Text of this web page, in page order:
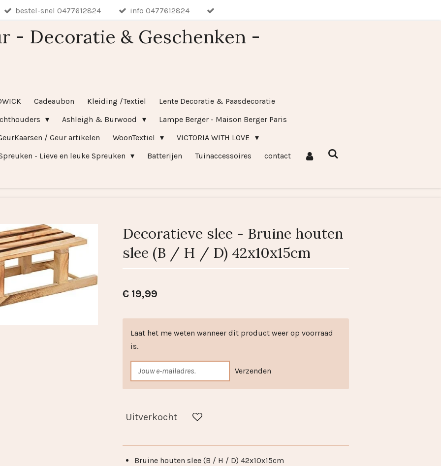
bestel-snel 0477612824 info 0477612824
- Decoratie & Geschenken -
Cadeaubon Kleiding /Textiel
Lente Decoratie & Paasdecoratie
Ashleigh & Burwood
Lampe Berger - Maison Berger Paris
/ Geur artikelen WoonTextiel
VICTORIA WITH LOVE
- Lieve en leuke Spreuken Batterijen Tuinaccessoires contact
Decoratieve slee - Bruine houten
slee (B / H / D) 42x10x15cm
€ 19,99
Laat het me weten wanneer dit product weer op voorraad
is.
Verzenden
Uitverkocht
Bruine houten slee (B / H / D) 42x10x15cm